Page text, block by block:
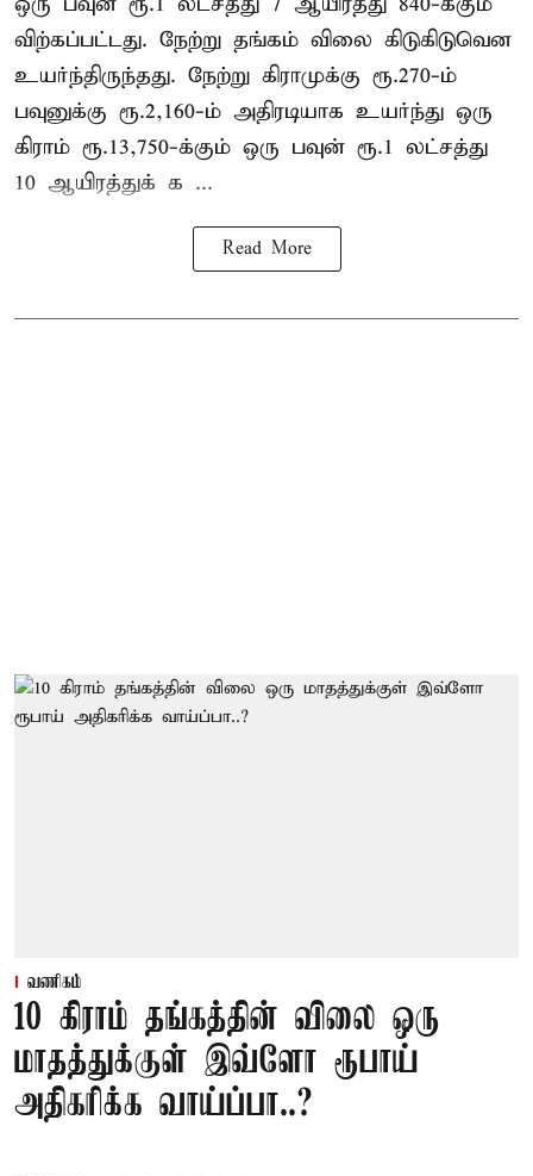
விற்கப்பட்டது. நேற்று தங்கம் விலை கிடுகிடுவென
உயர்ந்திருந்தது. நேற்று கிராமுக்கு ரூ.270-ம்
பவுனுக்கு ரூ.2,160-ம் அதிரடியாக உயர்ந்து ஒரு
கிராம் ரூ.13,750-க்கும் ஒரு பவுன் ரூ.1 லட்சத்து
10 ஆயிரத்துக் க ...
Read More
வணிகம்
10 கிராம் தங்கத்தின் விலை ஒரு
மாதத்துக்குள் இவ்ளோ ரூபாய்
அதிகரிக்க வாய்ப்பா..?